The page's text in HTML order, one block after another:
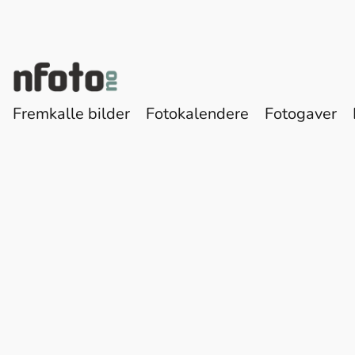
Fremkalle bilder Fotokalendere Fotogaver